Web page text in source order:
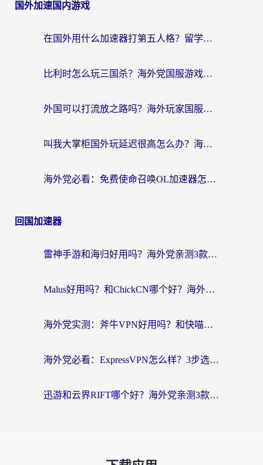
国外加速国内游戏
在国外用什么加速器打第五人格？留学生亲测：这6个功能才是关键！
比利时怎么玩三国杀？海外党国服游戏加速器终极指南（附问道CODOL优化方案）
外国可以打流放之路吗？海外玩家国服游戏畅玩终极指南（附实测推荐）
叫我大掌柜国外玩延迟很高怎么办？海外党亲测的国服游戏加速全攻略
海外党必看：免费使命召唤OL加速器怎么选？3个国服游戏加速痛点一次性解决
回国加速器
雷神手游和海归好用吗？海外党亲测3款热门回国加速器+番茄加速器深度体验
Malus好用吗？和ChickCN哪个好？海外党亲测：选对回国加速器，追剧游戏不卡顿
海外党实测：斧牛VPN好用吗？和快喵VPN对比哪个回国效果更好？附3款热门加速器深度分析
海外党必看：ExpressVPN怎么样？3步选对回国加速器，无缝刷国内剧玩手游
迅游和云界RIFT哪个好？海外党亲测3款回国加速器，教你无缝刷国内剧玩游戏